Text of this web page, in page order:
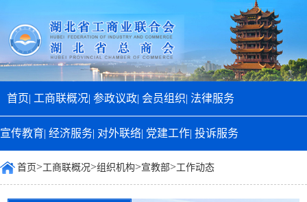
首页| 工商联概况| 参政议政| 会员组织| 法律服务
宣传教育| 经济服务| 对外联络| 党建工作| 投诉服务
首页>工商联概况>组织机构>宣教部>工作动态